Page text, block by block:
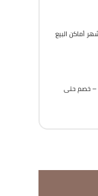
أماكن البيع
تخفيضات باث اند بودي 2025 – خصم حتى